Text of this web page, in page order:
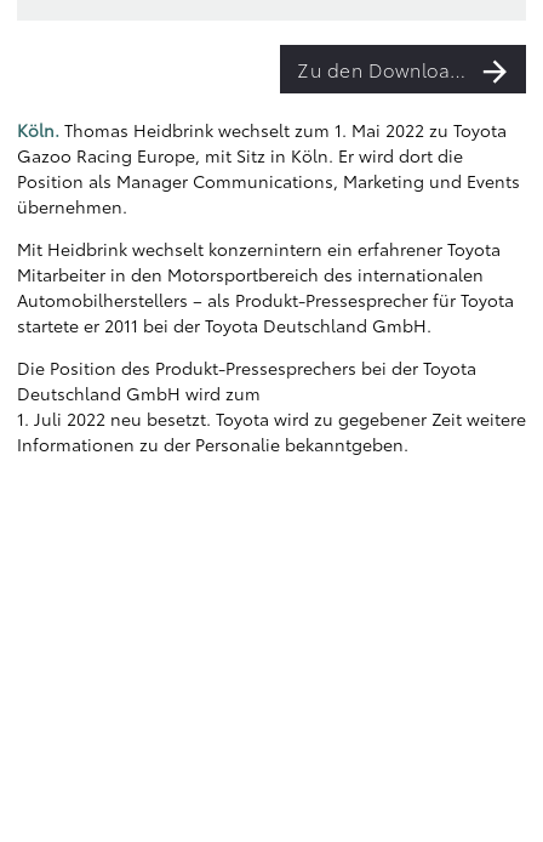
Zu den Downloads
Köln. Thomas Heidbrink wechselt zum 1. Mai 2022 zu Toyota
Gazoo Racing Europe, mit Sitz in Köln. Er wird dort die
Position als Manager Communications, Marketing und Events
übernehmen.
Mit Heidbrink wechselt konzernintern ein erfahrener Toyota
Mitarbeiter in den Motorsportbereich des internationalen
Automobilherstellers – als Produkt-Pressesprecher für Toyota
startete er 2011 bei der Toyota Deutschland GmbH.
Die Position des Produkt-Pressesprechers bei der Toyota
Deutschland GmbH wird zum
1. Juli 2022 neu besetzt. Toyota wird zu gegebener Zeit weitere
Informationen zu der Personalie bekanntgeben.